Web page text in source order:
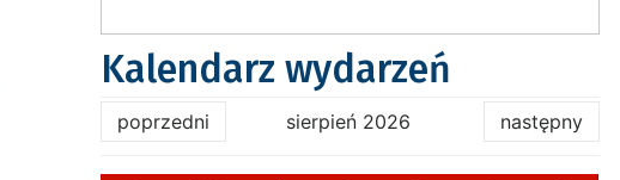
Kalendarz wydarzeń
poprzedni sierpień 2026 następny